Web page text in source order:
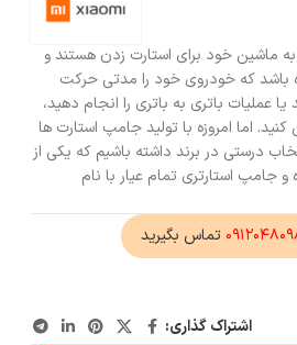
ماشین خود برای استارت زدن هستند و
باشد که خودروی خود را مدتی حرکت
عملیات باتری به باتری را انجام دهید،
اما امروزه با تولید جامپ استارت ها
درستی در برند داشته باشیم که یکی از
جامپ استارتری تمام عیار با نام
تماس بگیرید
اشتراک گذاری: